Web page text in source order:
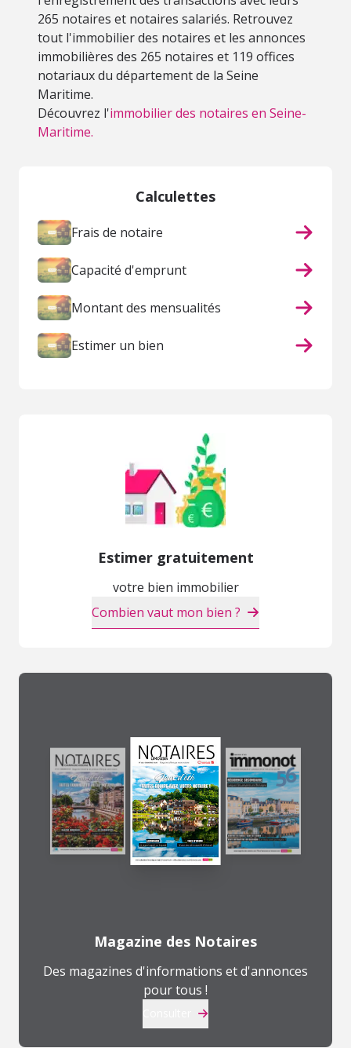
265 notaires et notaires salariés. Retrouvez
tout l'immobilier des notaires et les annonces
immobilières des 265 notaires et 119 offices
notariaux du département de la Seine
Maritime.
Découvrez l'immobilier des notaires en Seine-
Maritime.
Calculettes
Frais de notaire
Capacité d'emprunt
Montant des mensualités
Estimer un bien
Estimer gratuitement
votre bien immobilier
Combien vaut mon bien ?
Magazine des Notaires
Des magazines d'informations et d'annonces
pour tous !